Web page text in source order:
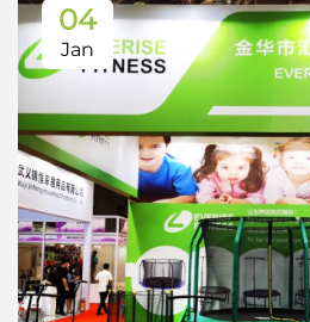
04
Jan